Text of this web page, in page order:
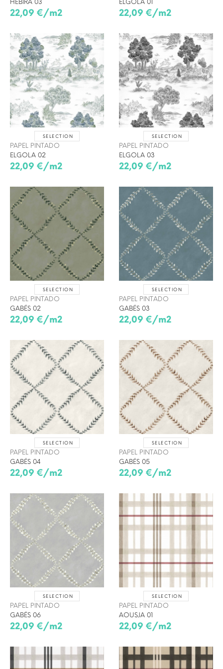
HEBIRA 03
22,09 €/m2
ELGOLA 01
22,09 €/m2
SELECTION
PAPEL PINTADO
ELGOLA 02
22,09 €/m2
SELECTION
PAPEL PINTADO
ELGOLA 03
22,09 €/m2
SELECTION
PAPEL PINTADO
GABÉS 02
22,09 €/m2
SELECTION
PAPEL PINTADO
GABÉS 03
22,09 €/m2
SELECTION
PAPEL PINTADO
GABÉS 04
22,09 €/m2
SELECTION
PAPEL PINTADO
GABÉS 05
22,09 €/m2
SELECTION
PAPEL PINTADO
GABÉS 06
22,09 €/m2
SELECTION
PAPEL PINTADO
AOUSJA 01
22,09 €/m2